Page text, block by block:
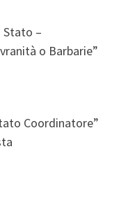
Stato –
o Barbarie”
Coordinatore”